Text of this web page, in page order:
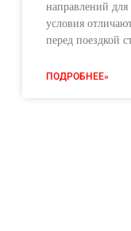
направлений
условия
перед поездкой
ПОДРОБНЕЕ»